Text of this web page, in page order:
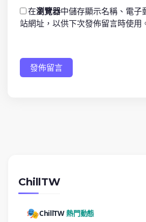
在瀏覽器中儲存顯示名稱、電子
站網址，以供下次發佈留言時使用
發佈留言
ChillTW